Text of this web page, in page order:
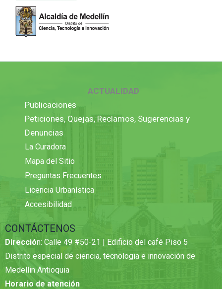
ACTUALIDAD
Publicaciones
Peticiones, Quejas, Reclamos, Sugerencias y
Denuncias
La Curadora
Mapa del Sitio
Preguntas Frecuentes
Licencia Urbanística
Accesibilidad
CONTÁCTENOS
Dirección: Calle 49 #50-21 | Edificio del café Piso 5
Distrito especial de ciencia, tecnologia e innovación de
Medellin Antioquia
Horario de atención